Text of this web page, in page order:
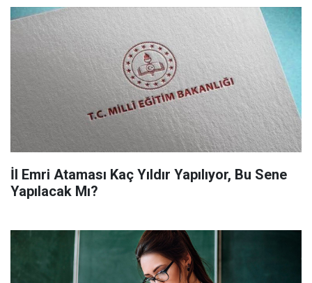
İl Emri Ataması Kaç Yıldır Yapılıyor, Bu Sene
Yapılacak Mı?